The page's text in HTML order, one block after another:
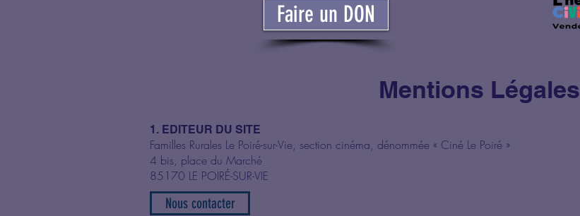
Faire un DON
Mentions Légales
1. EDITEUR DU SITE
Familles Rurales Le Poiré-sur-Vie, section cinéma, dénommée « Ciné Le Poiré »
4 bis, place du Marché
85170 LE POIRÉ-SUR-VIE
Nous contacter